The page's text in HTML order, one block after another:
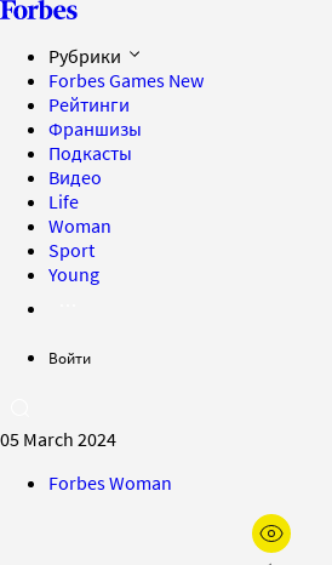
Рубрики
Forbes Games New
Рейтинги
Франшизы
Подкасты
Видео
Life
Woman
Sport
Young
Войти
05 March 2024
Forbes Woman